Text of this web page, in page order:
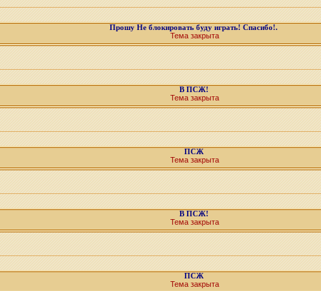
Прошу Не блокировать буду играть! Спасибо!.
Тема закрыта
В ПСЖ!
Тема закрыта
ПСЖ
Тема закрыта
В ПСЖ!
Тема закрыта
ПСЖ
Тема закрыта